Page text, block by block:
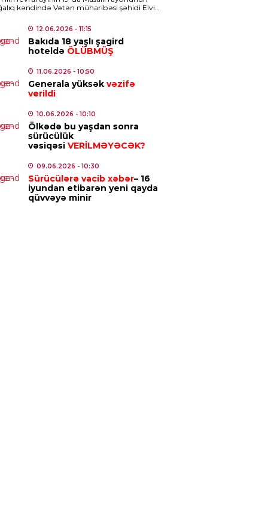
sahillərində yük gəmisi
tutulub
- 10:41
dənizdə batan
meyiti tapıldı
kəndində Vətən müharibəsi şəhidi Elvin
12.06.2026 - 11:15
Bakıda 18 yaşlı şagird
hoteldə ÖLÜBMÜŞ
11.06.2026 - 10:50
Generala yüksək vəzifə
verildi
10.06.2026 - 10:10
Ölkədə bu yaşdan sonra
sürücülük
vəsiqəsi VERİLMƏYƏCƏK?
09.06.2026 - 10:30
Sürücülərə vacib xəbər– 16
iyundan etibarən yeni qayda
qüvvəyə minir